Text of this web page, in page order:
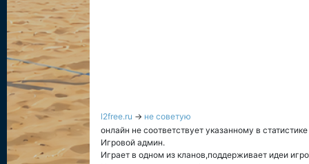
l2free.ru → не советую
онлайн не соответствует указанному в
Игровой админ.
Играет в одном из кланов,поддерживает идеи